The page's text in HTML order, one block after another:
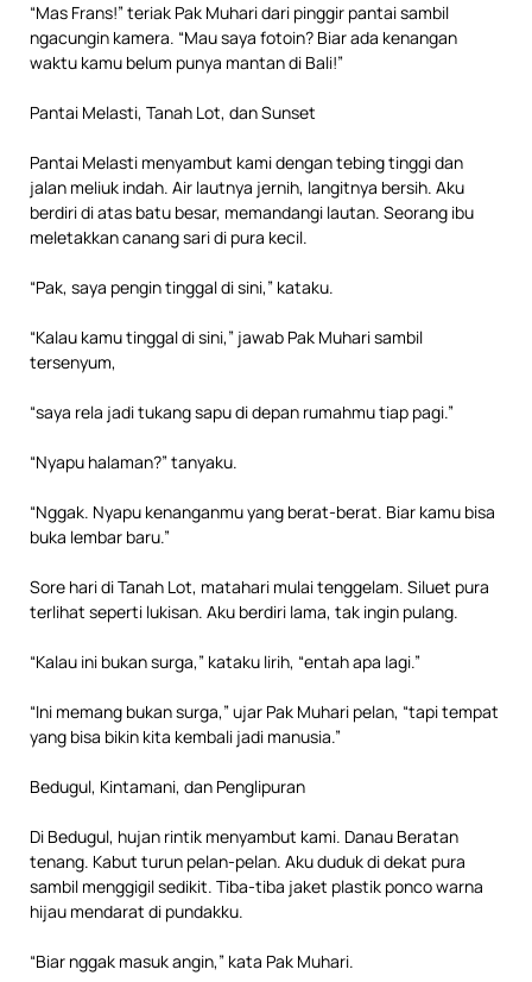
“Mas Frans!” teriak Pak Muhari dari pinggir pantai sambil
ngacungin kamera. “Mau saya fotoin? Biar ada kenangan
waktu kamu belum punya mantan di Bali!”
Pantai Melasti, Tanah Lot, dan Sunset
Pantai Melasti menyambut kami dengan tebing tinggi dan
jalan meliuk indah. Air lautnya jernih, langitnya bersih. Aku
berdiri di atas batu besar, memandangi lautan. Seorang ibu
meletakkan canang sari di pura kecil.
“Pak, saya pengin tinggal di sini,” kataku.
“Kalau kamu tinggal di sini,” jawab Pak Muhari sambil
tersenyum,
“saya rela jadi tukang sapu di depan rumahmu tiap pagi.”
“Nyapu halaman?” tanyaku.
“Nggak. Nyapu kenanganmu yang berat-berat. Biar kamu bisa
buka lembar baru.”
Sore hari di Tanah Lot, matahari mulai tenggelam. Siluet pura
terlihat seperti lukisan. Aku berdiri lama, tak ingin pulang.
“Kalau ini bukan surga,” kataku lirih, “entah apa lagi.”
“Ini memang bukan surga,” ujar Pak Muhari pelan, “tapi tempat
yang bisa bikin kita kembali jadi manusia.”
Bedugul, Kintamani, dan Penglipuran
Di Bedugul, hujan rintik menyambut kami. Danau Beratan
tenang. Kabut turun pelan-pelan. Aku duduk di dekat pura
sambil menggigil sedikit. Tiba-tiba jaket plastik ponco warna
hijau mendarat di pundakku.
“Biar nggak masuk angin,” kata Pak Muhari.